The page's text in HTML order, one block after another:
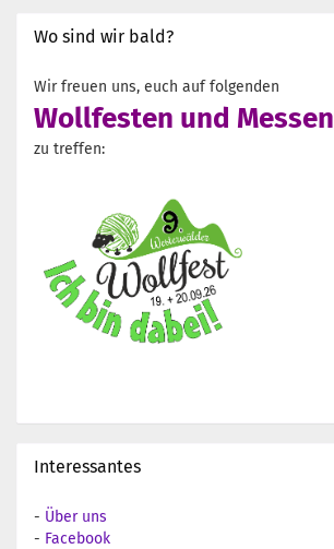
Wo sind wir bald?
Wir freuen uns, euch auf folgenden
Wollfesten und Messen
zu treffen:
Interessantes
- Über uns
- Facebook